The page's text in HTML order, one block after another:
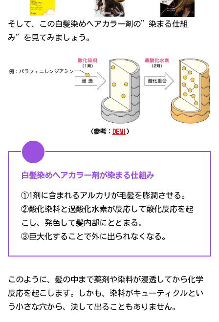
そして、この白髪染めヘアカラー剤の”染まる仕組
み”を見てみましょう。
(参考： DEMI )
白髪染めヘアカラー剤が染まる仕組み
①1剤に含まれるアルカリが毛髪を膨潤させる。
②酸化染料と過酸化水素が反応して酸化反応を起
こし、発色して髪内部にとどまる。
③巨大化することで外に出られなくなる。
このように、髪の中まで薬剤や染料が浸透してから化学
反応を起こします。しかも、染料がキューティクルとい
う小さな穴から、決して出ることもありません。